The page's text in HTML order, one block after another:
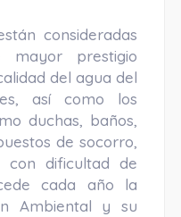
consideradas
prestigio
del agua del
así como los
duchas, baños,
de socorro,
con dificultad de
cada año la
Ambiental y su